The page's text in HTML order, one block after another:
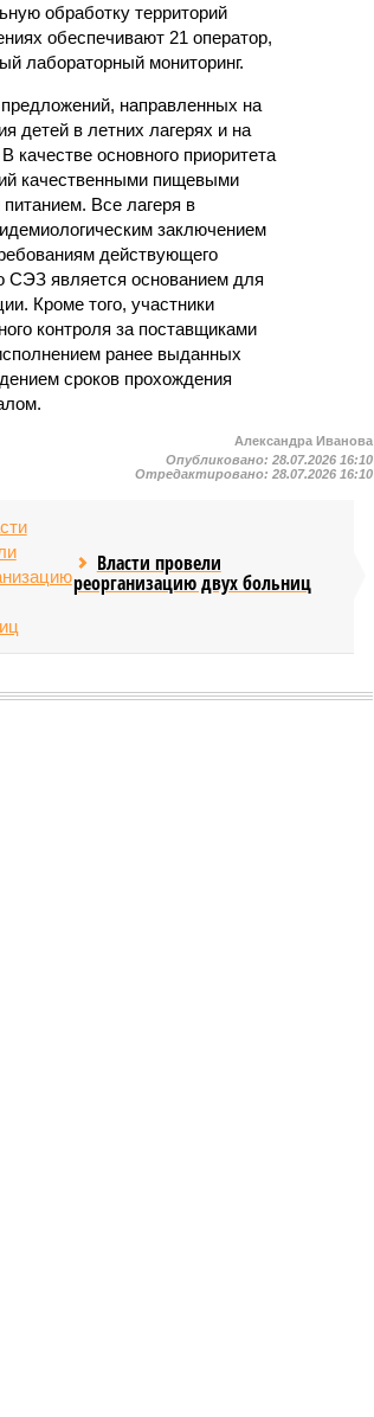
обработку территорий
обеспечивают 21 оператор,
лабораторный мониторинг.
направленных на
детей в летних лагерях и на
основного приоритета
качественными пищевыми
Все лагеря в
заключением
действующего
СЭЗ является основанием для
Кроме того, участники
контроля за поставщиками
ранее выданных
сроков прохождения
Александра Иванова
Опубликовано:28.07.2026 16:10
Отредактировано:28.07.2026 16:10
Власти провели
реорганизацию двух больниц